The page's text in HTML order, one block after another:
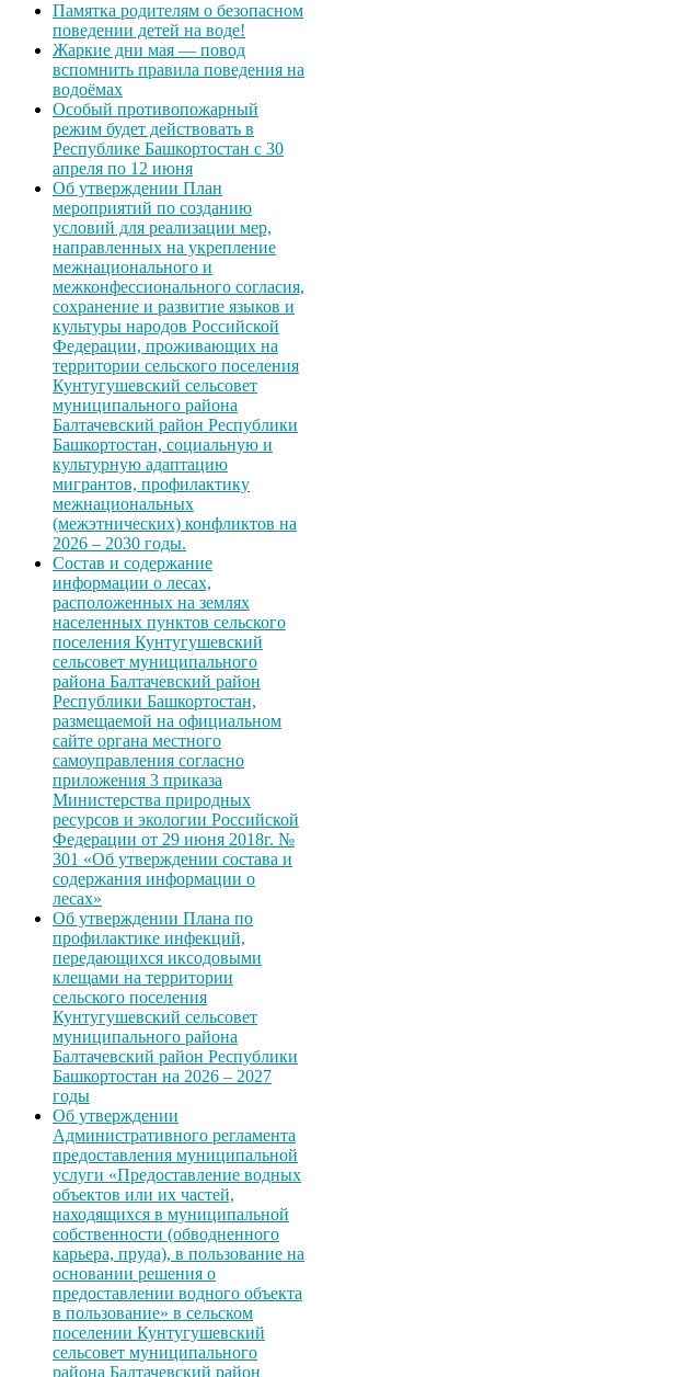
Памятка родителям о безопасном
поведении детей на воде!
Жаркие дни мая — повод
вспомнить правила поведения на
водоёмах
Особый противопожарный
режим будет действовать в
Республике Башкортостан с 30
апреля по 12 июня
Об утверждении План
мероприятий по созданию
условий для реализации мер,
направленных на укрепление
межнационального и
межконфессионального согласия,
сохранение и развитие языков и
культуры народов Российской
Федерации, проживающих на
территории сельского поселения
Кунтугушевский сельсовет
муниципального района
Балтачевский район Республики
Башкортостан, социальную и
культурную адаптацию
мигрантов, профилактику
межнациональных
(межэтнических) конфликтов на
2026 – 2030 годы.
Состав и содержание
информации о лесах,
расположенных на землях
населенных пунктов сельского
поселения Кунтугушевский
сельсовет муниципального
района Балтачевский район
Республики Башкортостан,
размещаемой на официальном
сайте органа местного
самоуправления согласно
приложения 3 приказа
Министерства природных
ресурсов и экологии Российской
Федерации от 29 июня 2018г. №
301 «Об утверждении состава и
содержания информации о
лесах»
Об утверждении Плана по
профилактике инфекций,
передающихся иксодовыми
клещами на территории
сельского поселения
Кунтугушевский сельсовет
муниципального района
Балтачевский район Республики
Башкортостан на 2026 – 2027
годы
Об утверждении
Административного регламента
предоставления муниципальной
услуги «Предоставление водных
объектов или их частей,
находящихся в муниципальной
собственности (обводненного
карьера, пруда), в пользование на
основании решения о
предоставлении водного объекта
в пользование» в сельском
поселении Кунтугушевский
сельсовет муниципального
района Балтачевский район